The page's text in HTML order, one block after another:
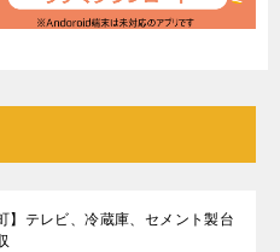
】テレビ、冷蔵庫、セメント製台